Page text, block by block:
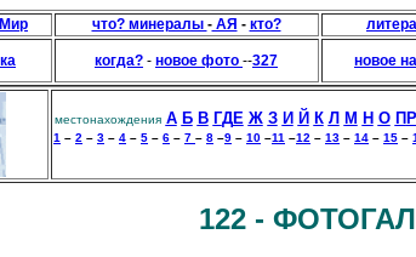
Мир что? минералы -АЯ - кто?
когда? - новое фото --327 новое
местонахождения А Б В ГДЕ Ж З И Й К Л М Н О П Р
1 – 2 – 3 – 4 – 5 – 6 – 7 – 8 –9 – 10 –11 –12 – 13 – 14 – 15 –
122 -